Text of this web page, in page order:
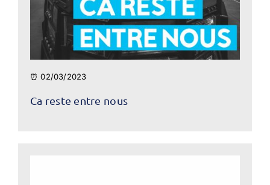
⏰ 02/03/2023
Ca reste entre nous